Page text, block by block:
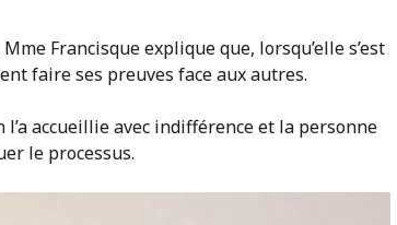
Francisque explique que, lorsqu’elle s’est
faire ses preuves face aux autres.
accueillie avec indifférence et la personne
le processus.